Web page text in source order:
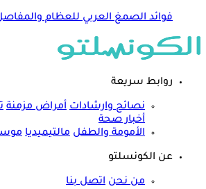
فوائد الصمغ العربي للعظام
روابط سريعة
نصائح وارشادات أمراض مزمنة
أخبار صحة
الأمومة والطفل مالتيميديا
عن الكونسلتو
من نحن اتصل بنا